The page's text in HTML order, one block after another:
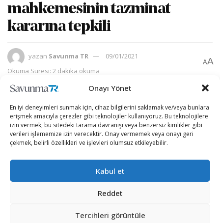
Onayı Yönet
En iyi deneyimleri sunmak için, cihaz bilgilerini saklamak ve/veya bunlara
erişmek amacıyla çerezler gibi teknolojiler kullanıyoruz. Bu teknolojilere
izin vermek, bu sitedeki tarama davranışı veya benzersiz kimlikler gibi
verileri işlememize izin verecektir. Onay vermemek veya onayı geri
çekmek, belirli özellikleri ve işlevleri olumsuz etkileyebilir.
Kabul et
Reddet
Tercihleri görüntüle
mahkemesinin tazminat
kararına tepkili
yazan Savunma TR
09/01/2021
Okuma Süresi: 2 dakika okuma
AA
Başbakan Suga, konuya ilişkin basına yaptığı açıklamada,